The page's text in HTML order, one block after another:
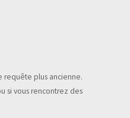
requête plus ancienne.
si vous rencontrez des